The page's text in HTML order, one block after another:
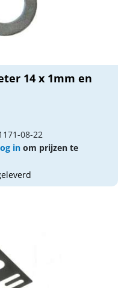
14 x 1mm en
08-22
in om prijzen te